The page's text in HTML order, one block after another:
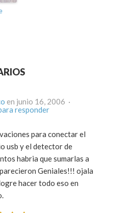
en junio 16, 2006 ·
responder
para conectar el
usb y el detector de
habria que sumarlas a
Geniales!!! ojala
hacer todo eso en